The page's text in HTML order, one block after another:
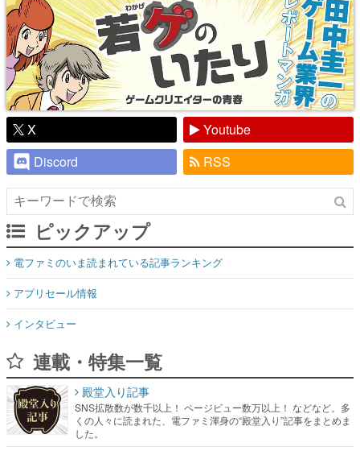
X
Youtube
Discord
RSS
ピックアップ
電ファミのいま読まれている記事ランキング
アプリセール情報
インタビュー
連載・特集一覧
殿堂入り記事
SNS拡散数が数千以上！ ページビュー数万以上！ などなど。多
くの人々に読まれた、電ファミ渾身の“殿堂入り”記事をまとめま
した。